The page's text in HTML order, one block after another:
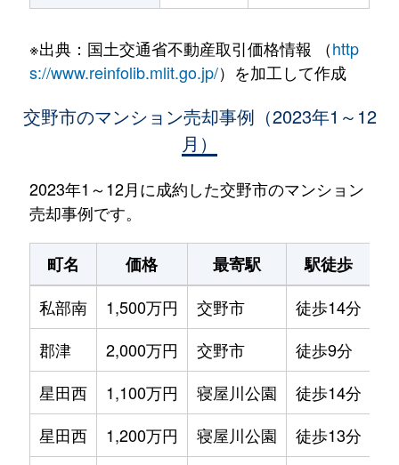
※出典：国土交通省不動産取引価格情報 （http
s://www.reinfolib.mlit.go.jp/）を加工して作成
交野市のマンション売却事例（2023年1～12
月）
2023年1～12月に成約した交野市のマンション
売却事例です。
町名 価格 最寄駅 駅徒歩
私部南
1,500万円 交野市 徒歩14分
郡津
2,000万円 交野市 徒歩9分
星田西
1,100万円 寝屋川公園 徒歩14分
星田西
1,200万円 寝屋川公園 徒歩13分